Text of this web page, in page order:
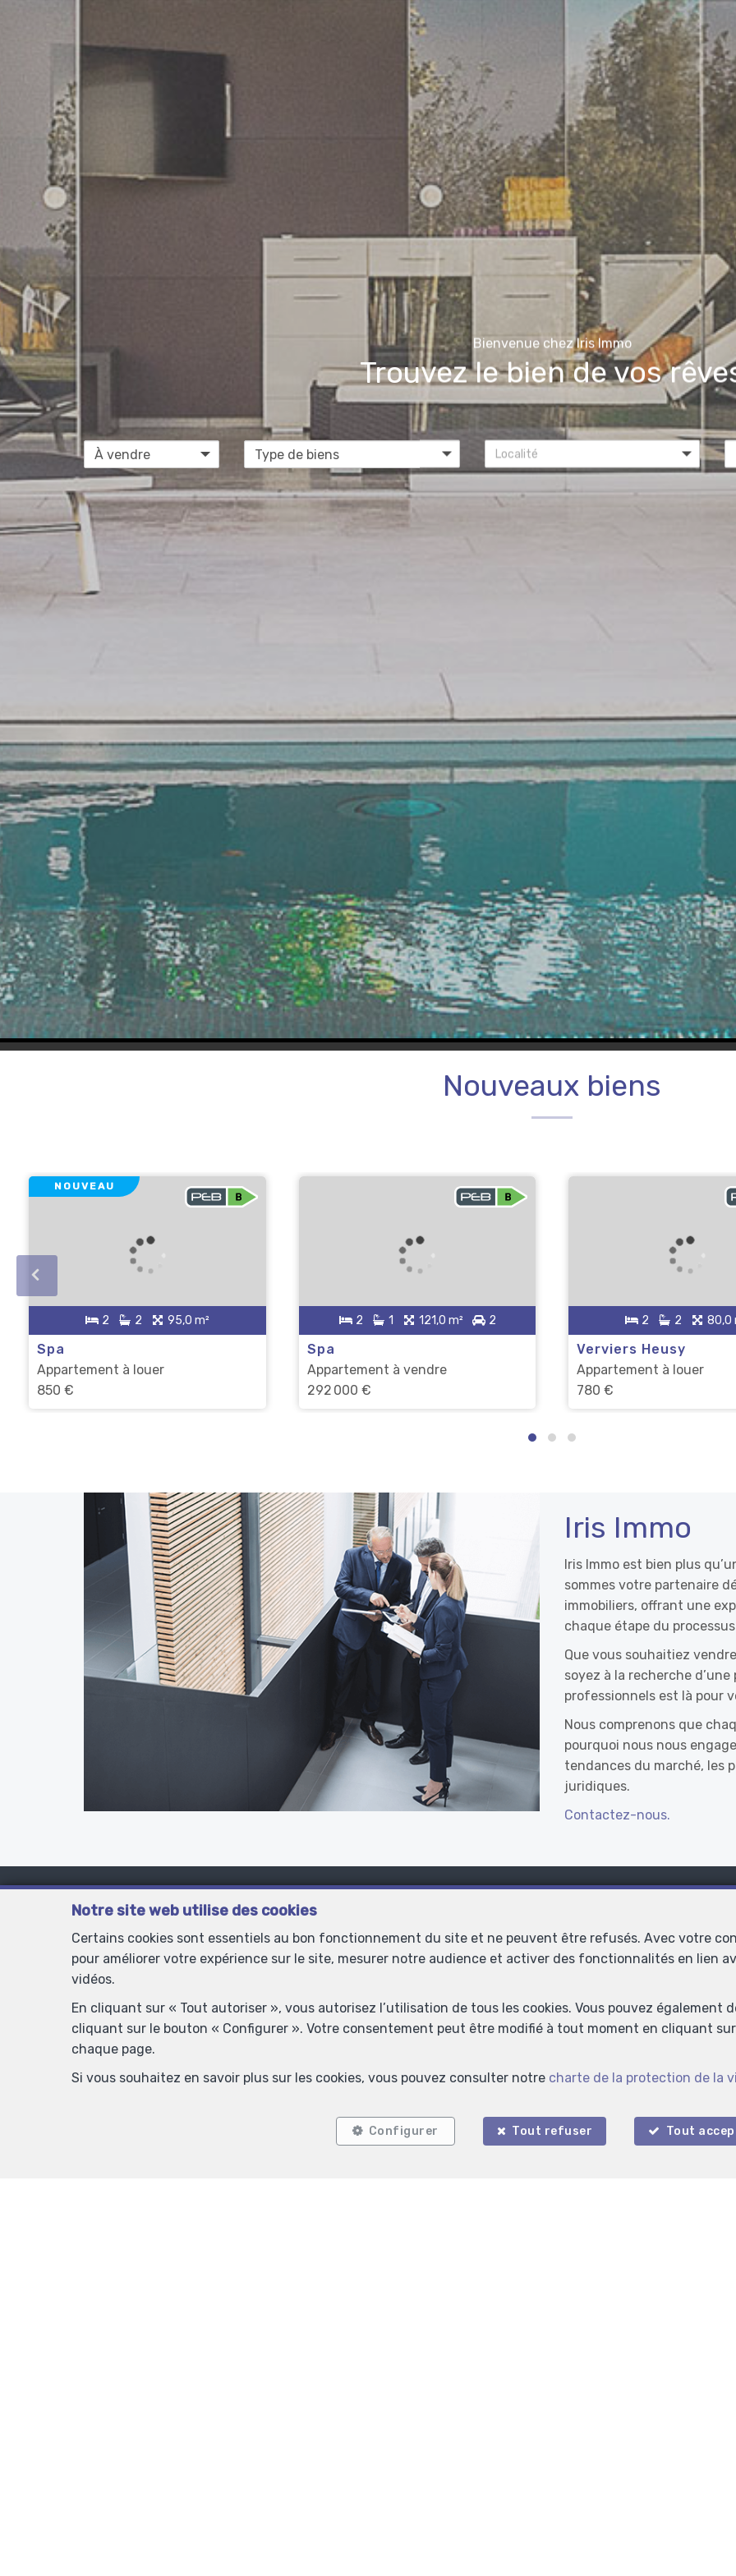
Bienvenue chez Iris Immo
Trouvez le bien de vos
Localité
Nouveaux biens
2 2 95,0 m²
NOUVEAU
Spa
Appartement à louer
850 €
2 1 121,0 m² 2
Spa
Appartement à vendre
292 000 €
2 2 80,0
Verviers Heusy
Appartement à louer
780 €
Iris Immo
Iris Immo est bien plus
sommes votre partenaire
immobiliers, offrant une
chaque étape du
Que vous souhaitiez
soyez à la recherche
professionnels est là pour
Nous comprenons que
pourquoi nous nous
tendances du marché, les
juridiques.
Contactez-nous.
Inscrivez-vous pour recevoir la liste de
Tenez-moi au courant !
Contactez-nous
Notre site web utilise des cookies
Certains cookies sont essentiels au bon fonctionnement du site et ne peuvent être refusés. Avec votre
pour améliorer votre expérience sur le site, mesurer notre audience et activer des fonctionnalités en lien
vidéos.
En cliquant sur « Tout autoriser », vous autorisez l’utilisation de tous les cookies. Vous pouvez également
cliquant sur le bouton « Configurer ». Votre consentement peut être modifié à tout moment en cliquant
chaque page.
Si vous souhaitez en savoir plus sur les cookies, vous pouvez consulter notre charte de la protection de la
Configurer Tout refuser Tout